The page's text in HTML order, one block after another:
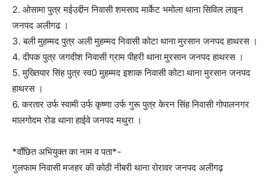
2. ओसामा पुत्र मईउद्दीन निवासी शमसाद मार्केट भमोला थाना सिविल लाइन
जनपद अलीगढ ।
3. बली मुहम्मद पुत्र अली मुहम्मद निवासी कोटा थाना मुरसान जनपद हाथरस ।
4. दीपक पुत्र जगदीश निवासी ग्राम पीहरी थाना मुरसान जनपद हाथरस ।
5. मुख्तियार सिंह पुत्र स्व0 मुहम्मद इशाक निवासी कोटा थाना मुरसान जनपद
हाथरस ।
6. करतार उर्फ स्वामी उर्फ कृष्णा उर्फ गुरू पुत्र केरन सिंह निवासी गोपालनगर
मालगोदम रोड थाना हाईवे जनपद मथुरा ।
*वाँछित अभियुक्त का नाम व पता*-
गुलफाम निवासी मजहर की कोठी नीबरी थाना रोरावर जनपद अलीगढ़